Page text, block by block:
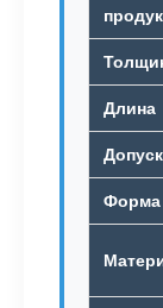
Длина
Допуск
Форма